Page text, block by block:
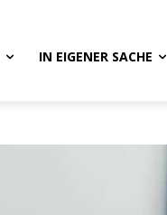
IN EIGENER SACHE